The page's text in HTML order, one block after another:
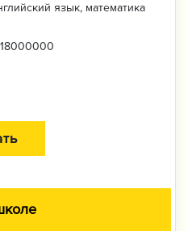
язык, математика
18000000